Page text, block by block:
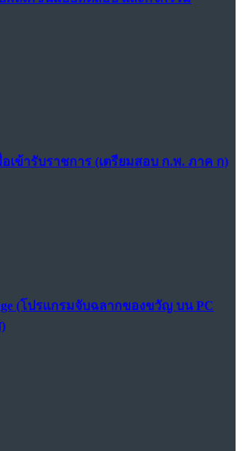
เข้ารับราชการ (เตรียมสอบ ก.พ. ภาค ก)
(โปรแกรมจับฉลากของขวัญ บน PC